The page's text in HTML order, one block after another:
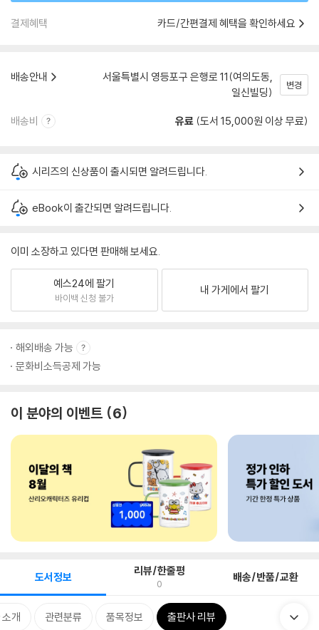
결제혜택 카드/간편결제 혜택을 확인하세요
배송안내
서울특별시 영등포구 은행로 11(여의도동,
일신빌딩)
변경
배송비 유료 (도서 15,000원 이상 무료)
시리즈의 신상품이 출시되면 알려드립니다.
eBook이 출간되면 알려드립니다.
이미 소장하고 있다면 판매해 보세요.
예스24에 팔기
바이백 신청 불가
내 가게에서 팔기
해외배송 가능
문화비소득공제 가능
이 분야의 이벤트 6
도서정보 리뷰/한줄평
0 배송/반품/교환
개 관련분류 품목정보 출판사 리뷰